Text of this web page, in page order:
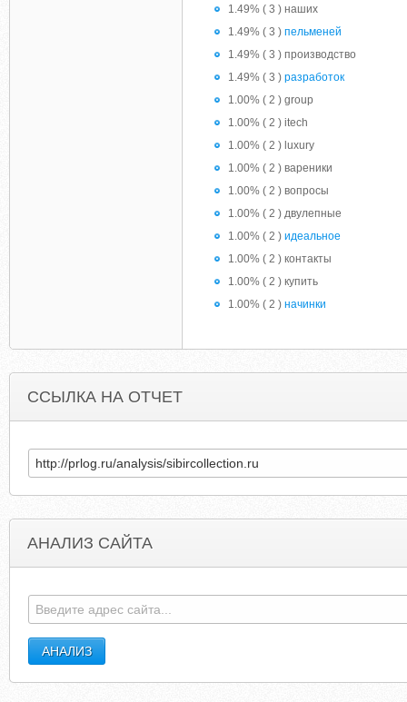
1.49% ( 3 ) наших
1.49% ( 3 ) пельменей
1.49% ( 3 ) производство
1.49% ( 3 ) разработок
1.00% ( 2 ) group
1.00% ( 2 ) itech
1.00% ( 2 ) luxury
1.00% ( 2 ) вареники
1.00% ( 2 ) вопросы
1.00% ( 2 ) двулепные
1.00% ( 2 ) идеальное
1.00% ( 2 ) контакты
1.00% ( 2 ) купить
1.00% ( 2 ) начинки
ССЫЛКА НА ОТЧЕТ
АНАЛИЗ САЙТА